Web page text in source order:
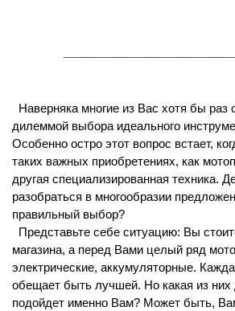
Наверняка многие из Вас хотя бы раз
дилеммой выбора идеального
Особенно остро этот вопрос встает,
таких важных приобретениях, как
другая специализированная техника.
разобраться в многообразии
правильный выбор?
Представьте себе ситуацию: Вы
магазина, а перед Вами целый ряд
электрические, аккумуляторные.
обещает быть лучшей. Но какая из них
подойдет именно Вам? Может быть,